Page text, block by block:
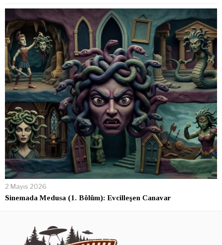
2 Mayıs 2026
Sinemada Medusa (1. Bölüm): Evcilleşen Canavar